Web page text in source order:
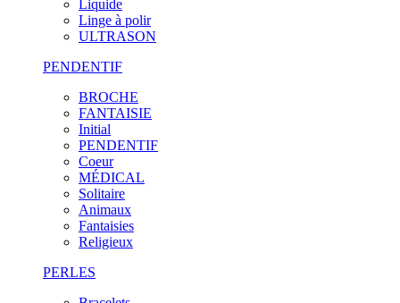
Liquide
Linge à polir
ULTRASON
PENDENTIF
BROCHE
FANTAISIE
Initial
PENDENTIF
Coeur
MÉDICAL
Solitaire
Animaux
Fantaisies
Religieux
PERLES